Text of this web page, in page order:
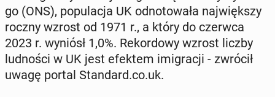
go (ONS), po­pu­la­cja UK od­no­to­wa­ła naj­więk­szy
roczny wzrost od 1971 r., a który do czerwca
2023 r. wyniósł 1,0%. Re­kor­do­wy wzrost liczby
lud­no­ści w UK jest efektem imi­gra­cji - zwrócił
uwagę portal Stan­dard.co.uk.